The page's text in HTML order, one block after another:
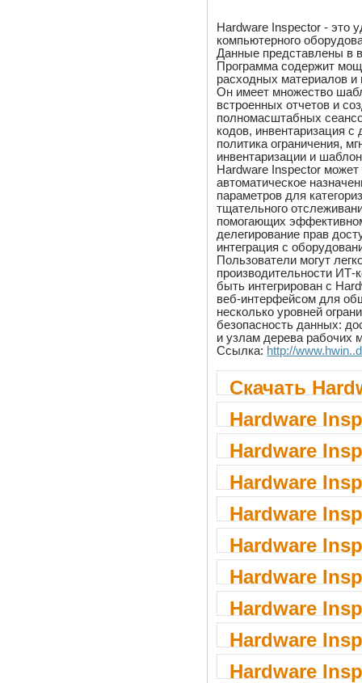
Hardware Inspector - это
компьютерного
Данные представлены в
Программа содержит
расходных материалов и
Он имеет множество
встроенных отчетов и
полномасштабных
кодов, инвентаризация
политика ограничения,
инвентаризации и
Hardware Inspector
автоматическое
параметров для
тщательного
помогающих
делегирование прав
интеграция с
Пользователи могут
производительности
быть интегрирован с
веб-интерфейсом для
несколько уровней
безопасность данных:
и узлам дерева рабочих
Ссылка: http://
Скачать
Hardware
Hardware
Hardware
Hardware
Hardware
Hardware
Hardware
Hardware
Hardware